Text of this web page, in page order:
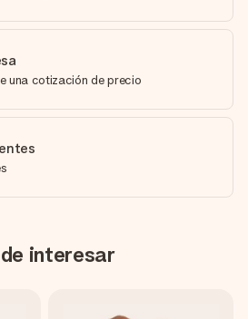
una cotización de precio
interesar